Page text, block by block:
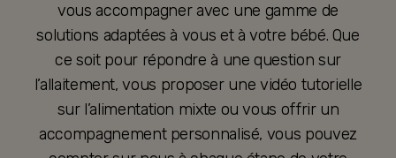
vous accompagner avec une gamme de
solutions adaptées à vous et à votre bébé. Que
ce soit pour répondre à une question sur
l’allaitement, vous proposer une vidéo tutorielle
sur l’alimentation mixte ou vous offrir un
accompagnement personnalisé, vous pouvez